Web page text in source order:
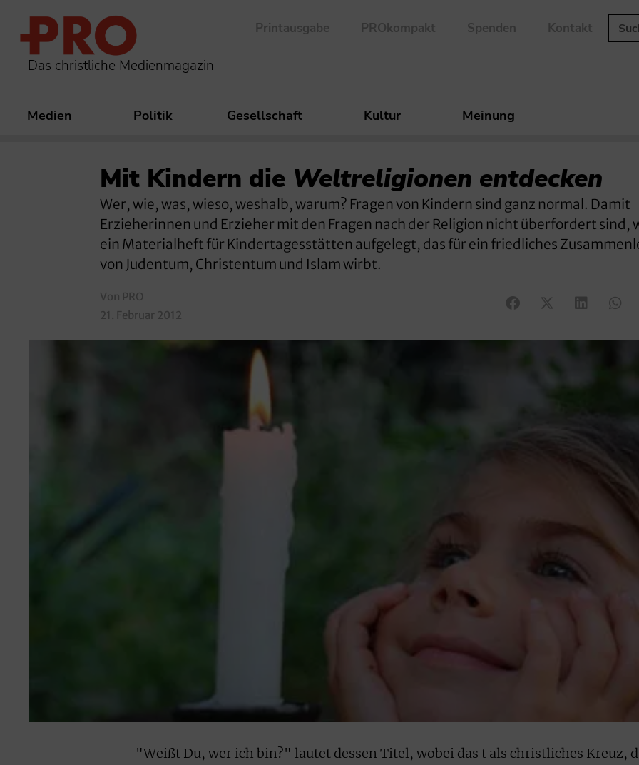
Das christliche Medienmagazin
Printausgabe PROkompakt Spenden Kontakt
Medien Politik Gesellschaft Kultur Meinung
Mit Kindern die Weltreligionen entdecken
Wer, wie, was, wieso, weshalb, warum? Fragen von Kindern sind ganz normal. Damit
Erzieherinnen und Erzieher mit den Fragen nach der Religion nicht überfordert sind,
ein Materialheft für Kindertagesstätten aufgelegt, das für ein friedliches
von Judentum, Christentum und Islam wirbt.
Von PRO
21. Februar 2012
"Weißt Du, wer ich bin?" lautet dessen Titel, wobei das t als christliches Kreuz,